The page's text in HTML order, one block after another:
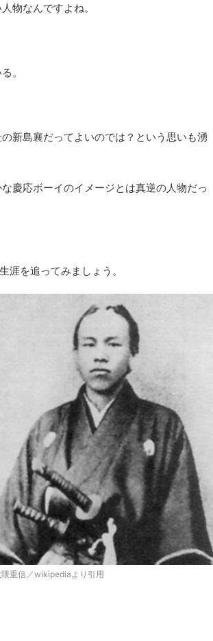
物なんですよね。
。
新島襄だってよいのでは？という思いも湧
慶応ボーイのイメージとは真逆の人物だっ
を追ってみましょう。
重信／wikipediaより引用